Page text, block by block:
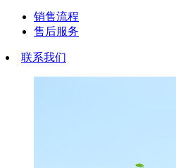
销售流程
售后服务
联系我们